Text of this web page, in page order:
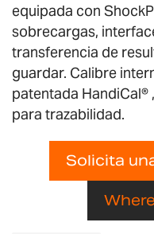
equipada con
sobrecargas,
transferencia de
guardar. Calibre
patentada
para trazabilidad.
Solicita